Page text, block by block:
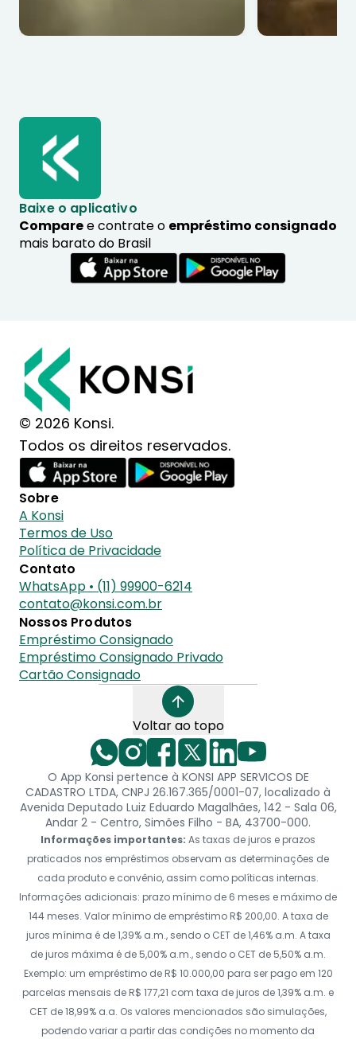
Baixe o aplicativo
Comparee contrate o empréstimo consignado
mais barato do Brasil
© 2026 Konsi.
Todos os direitos reservados.
Sobre
A Konsi
Termos de Uso
Política de Privacidade
Contato
WhatsApp • (11) 99900-6214
contato@konsi.com.br
Nossos Produtos
Empréstimo Consignado
Empréstimo Consignado Privado
Cartão Consignado
Voltar ao topo
O App Konsi pertence à KONSI APP SERVICOS DE
CADASTRO LTDA, CNPJ 26.167.365/0001-07, localizado à
Avenida Deputado Luiz Eduardo Magalhães, 142 - Sala 06,
Andar 2 - Centro, Simões Filho - BA, 43700-000.
Informações importantes: As taxas de juros e prazos
praticados nos empréstimos observam as determinações de
cada produto e convênio, assim como políticas internas.
Informações adicionais: prazo mínimo de 6 meses e máximo de
144 meses. Valor mínimo de empréstimo R$ 200,00. A taxa de
juros mínima é de 1,39% a.m., sendo o CET de 1,46% a.m. A taxa
de juros máxima é de 5,00% a.m., sendo o CET de 5,50% a.m.
Exemplo: um empréstimo de R$ 10.000,00 para ser pago em 120
parcelas mensais de R$ 177,21 com taxa de juros de 1,39% a.m. e
CET de 18,99% a.a. Os valores mencionados são simulações,
podendo variar a partir das condições no momento da